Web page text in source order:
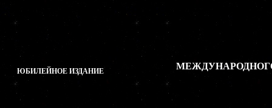
ЮБИЛЕЙНОЕ ИЗДАНИЕ